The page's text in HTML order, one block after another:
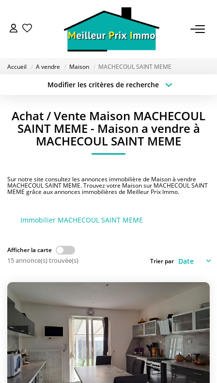
ACHETER
ESTIMER
FONDS DE COMMERCE
NOS AGENCES
Qui Sommes-Nous
CONTACT
FNAIM
Accueil A vendre Maison MACHECOUL SAINT MEME
Modifier les critères de recherche
Sélectionnez...
Type de bien
Surface min
Budget max
Achat / Vente Maison MACHECOUL
SAINT MEME - Maison a vendre à
MACHECOUL SAINT MEME
Sur notre site consultez les annonces immobilière de Maison à vendre
MACHECOUL SAINT MEME. Trouvez votre Maison sur MACHECOUL SAINT
MEME grâce aux annonces immobilières de Meilleur Prix Immo.
Immobilier MACHECOUL SAINT MEME
Afficher la carte
15 annonce(s) trouvée(s) Trier par